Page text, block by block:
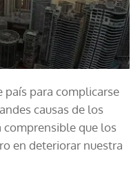
país para complicarse
causas de los
que los
en deteriorar nuestra